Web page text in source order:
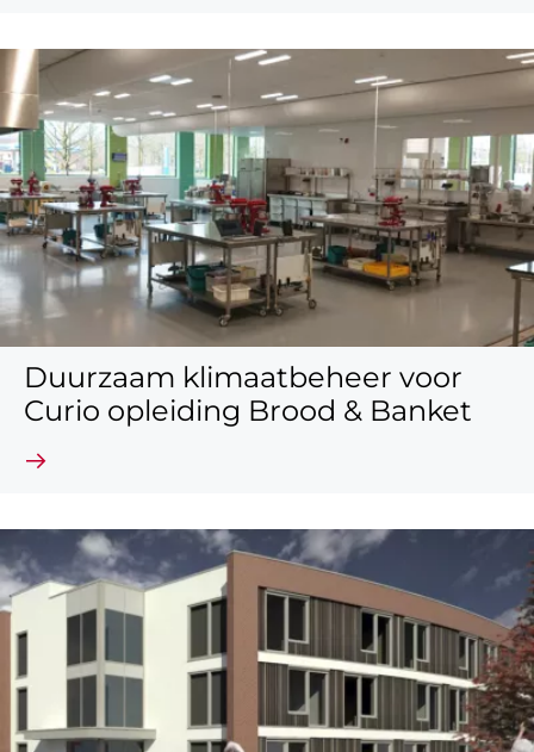
Duurzaam klimaatbeheer voor
Curio opleiding Brood & Banket
Lees verder